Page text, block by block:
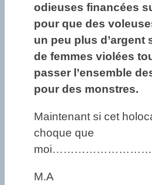
odieuses financées
pour que des
un peu plus d’argent
de femmes violées
passer l’ensemble
pour des monstres.
Maintenant si cet
choque que
M.A